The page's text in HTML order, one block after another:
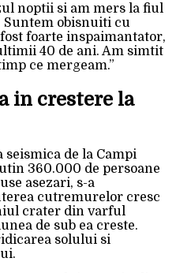
noptii si am mers la fiul
Suntem obisnuiti cu
foarte inspaimantator,
40 de ani. Am simtit
ce mergeam.”
in crestere la
de la Campi
360.000 de persoane
asezari, s-a
cutremurelor cresc
crater din varful
de sub ea creste.
solului si